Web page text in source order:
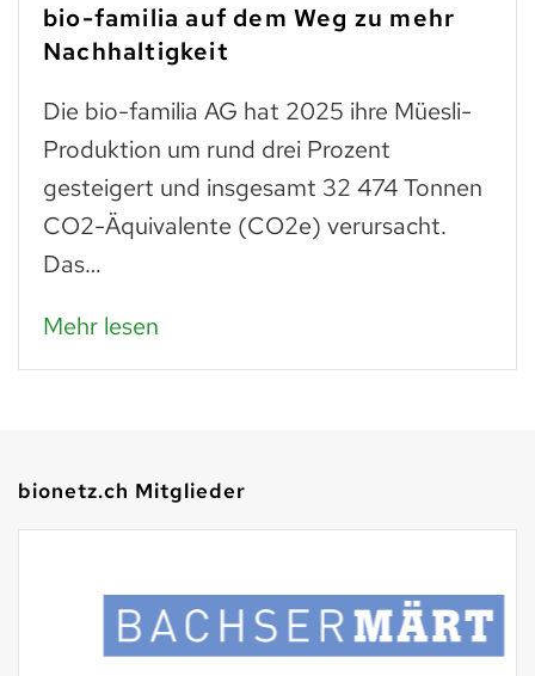
bio-familia auf dem Weg zu mehr
Nachhaltigkeit
Die bio-familia AG hat 2025 ihre Müesli-
Produktion um rund drei Prozent
gesteigert und insgesamt 32 474 Tonnen
CO2-Äquivalente (CO2e) verursacht.
Das…
Mehr lesen
bionetz.ch Mitglieder